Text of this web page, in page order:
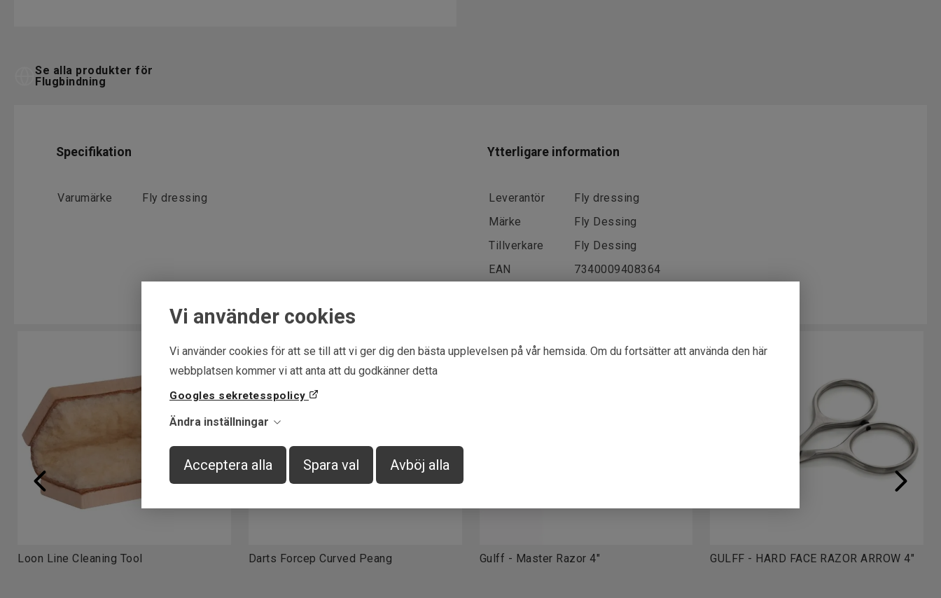
Vi använder cookies
Vi använder cookies för att se till att vi ger dig den bästa upplevelsen på vår hemsida. Om du fortsätter att använda den här
webbplatsen kommer vi att anta att du godkänner detta
Googles sekretesspolicy
Ändra inställningar
Acceptera alla Spara val Avböj alla
Se alla produkter för
Flugbindning
Specifikation
Varumärke Fly dressing
Ytterligare information
Leverantör
Fly dressing
Märke
Fly Dessing
Tillverkare
Fly Dessing
EAN
7340009408364
Loon Line Cleaning Tool Darts Forcep Curved Peang Gulff - Master Razor 4" GULFF - HARD FACE RAZOR ARROW 4"